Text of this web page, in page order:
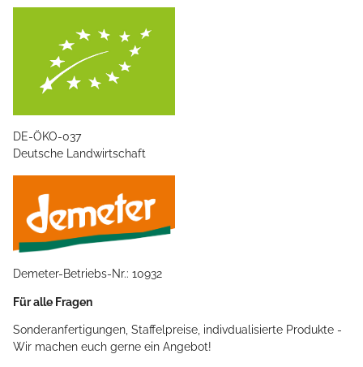
DE-ÖKO-037
Deutsche Landwirtschaft
Demeter-Betriebs-Nr.: 10932
Für alle Fragen
Sonderanfertigungen, Staffelpreise, indivdualisierte Produkte -
Wir machen euch gerne ein Angebot!